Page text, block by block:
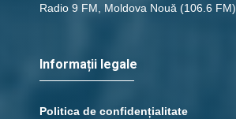
Radio 9 FM, Moldova Nouă (106.6 FM)
Informații legale
Politica de confidențialitate